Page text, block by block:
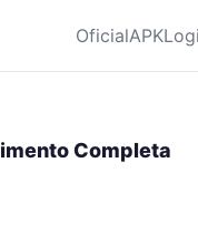
OficialAPK
Completa